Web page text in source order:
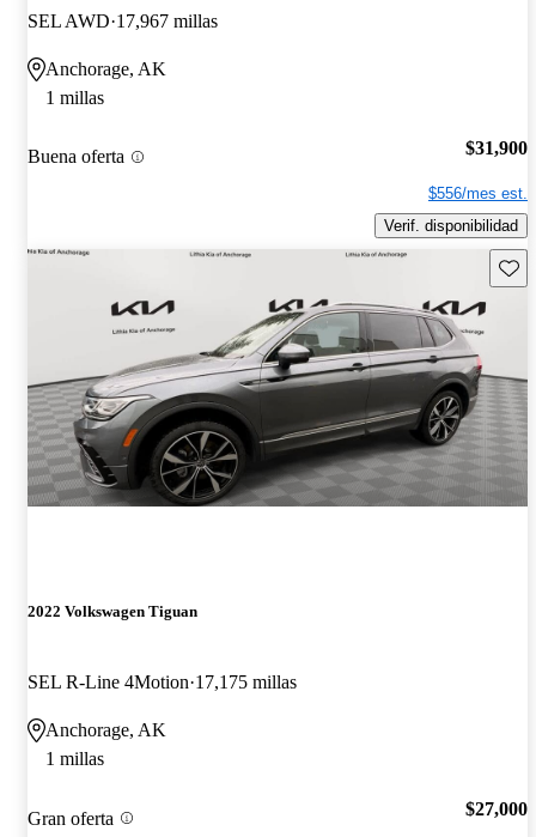
SEL AWD 17,967 millas
Anchorage, AK
1 millas
Buena oferta $31,900
$556/mes est.
Verif. disponibilidad
2022 Volkswagen Tiguan
SEL R-Line 4Motion 17,175 millas
Anchorage, AK
1 millas
Gran oferta $27,000